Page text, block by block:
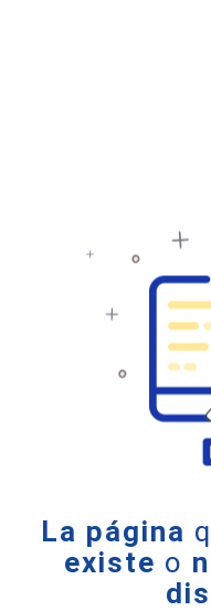
La página
existe o